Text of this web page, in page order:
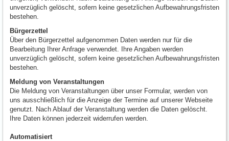
unverzüglich gelöscht, sofern keine gesetzlichen Aufbewahrungsfristen
bestehen.
Bürgerzettel
Über den Bürgerzettel aufgenommen Daten werden nur für die
Bearbeitung Ihrer Anfrage verwendet. Ihre Angaben werden
unverzüglich gelöscht, sofern keine gesetzlichen Aufbewahrungsfristen
bestehen.
Meldung von Veranstaltungen
Die Meldung von Veranstaltungen über unser Formular, werden von
uns ausschließlich für die Anzeige der Termine auf unserer Webseite
genutzt. Nach Ablauf der Veranstaltung werden die Daten gelöscht.
Ihre Daten können jederzeit widerrufen werden.
Automatisiert